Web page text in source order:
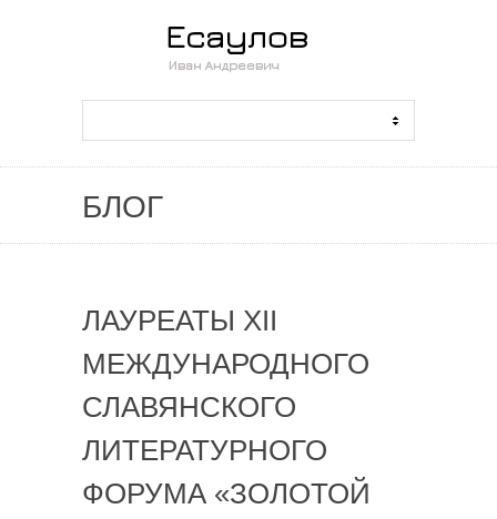
БЛОГ
ЛАУРЕАТЫ XII
МЕЖДУНАРОДНОГО
СЛАВЯНСКОГО
ЛИТЕРАТУРНОГО
ФОРУМА «ЗОЛОТОЙ